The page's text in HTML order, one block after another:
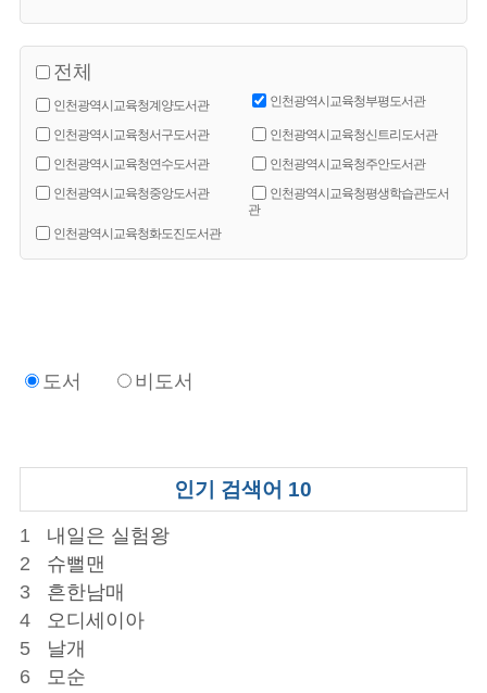
전체
인천광역시교육청계양도서관 인천광역시교육청부평도서관
인천광역시교육청서구도서관
인천광역시교육청신트리도서관
인천광역시교육청연수도서관
인천광역시교육청주안도서관
인천광역시교육청중앙도서관
인천광역시교육청평생학습관도서
관
인천광역시교육청화도진도서관
도서 비도서
인기 검색어 10
1
내일은 실험왕
2
슈뻘맨
3
흔한남매
4
오디세이아
5
날개
6
모순